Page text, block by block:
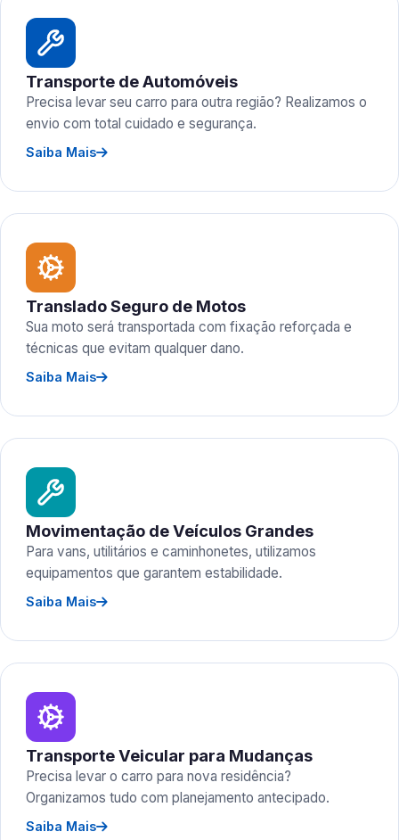
Transporte de Automóveis
Precisa levar seu carro para outra região? Realizamos o
envio com total cuidado e segurança.
Saiba Mais
Translado Seguro de Motos
Sua moto será transportada com fixação reforçada e
técnicas que evitam qualquer dano.
Saiba Mais
Movimentação de Veículos Grandes
Para vans, utilitários e caminhonetes, utilizamos
equipamentos que garantem estabilidade.
Saiba Mais
Transporte Veicular para Mudanças
Precisa levar o carro para nova residência?
Organizamos tudo com planejamento antecipado.
Saiba Mais